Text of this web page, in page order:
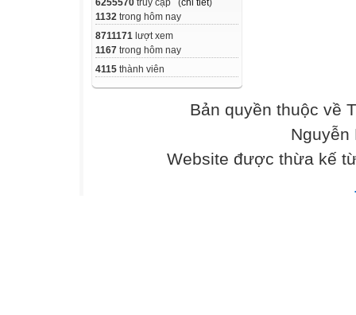
6255570 truy cập (chi tiết)
1132 trong hôm nay
8711171 lượt xem
1167 trong hôm nay
4115 thành viên
Bản quyền thuộc về
Nguyễn
Website được thừa kế